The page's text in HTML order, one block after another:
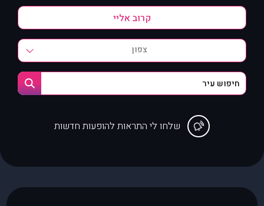
צפון
שלחו לי התראות להופעות חדשות